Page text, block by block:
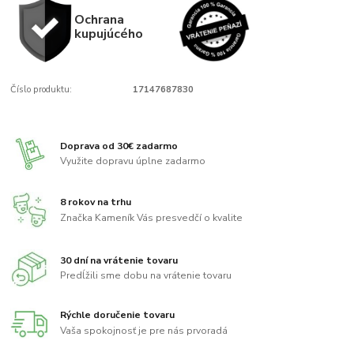
Ochrana
kupujúcého
Číslo produktu: 17147687830
Doprava od 30€ zadarmo
Využite dopravu úplne zadarmo
8 rokov na trhu
Značka Kameník Vás presvedčí o kvalite
30 dní na vrátenie tovaru
Predĺžili sme dobu na vrátenie tovaru
Rýchle doručenie tovaru
Vaša spokojnosť je pre nás prvoradá